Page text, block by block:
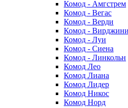
Комод - Амгстрем
Комод - Вегас
Комод - Верди
Комод -
Комод - Луи
Комод - Сиена
Комод - Линкольн
Комод Лео
Комод Лиана
Комод Лидер
Комод Никос
Комод Норд